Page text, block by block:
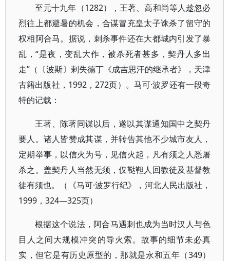
至元十九年（1282），王著、高和尚等人趁忽必
烈往上都避暑的机会，合谋冒充皇太子诛杀了留守的
权相阿合马。据说，刺杀事件还在大都城内引发了暴
乱，“是夜，变乱大作，被杀死者甚多，契丹人多出
走”（〔波斯〕剌失德丁《成吉思汗的继承者》，天津
古籍出版社，1992，272页）。马可·波罗还有一段奇
特的记载：
王著、陈著同谋以后，遂以其谋通知国中之契丹
要人。诸人皆赞成其谋，并转告其他不少城市友人，
定期举事，以信火为号，见信火起，凡有须之人悉屠
杀之。盖契丹人当然无须，仅鞑靼人回教徒及基督教
徒有须也。（《马可·波罗行纪》，河北人民出版社，
1999，324—325页）
根据这个说法，阿合马遇刺也成为当时汉人与色
目人之间大规模冲突的导火索。故事的细节未必真
实，但它是有历史原型的，那就是永和五年（349）